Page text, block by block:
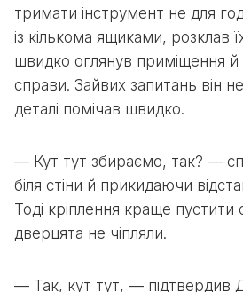
тримати інструмент не для
із кількома ящиками, розклав
швидко оглянув приміщення й
справи. Зайвих запитань він
деталі помічав швидко.
— Кут тут збираємо, так? —
біля стіни й прикидаючи
Тоді кріплення краще
дверцята не чіпляли.
— Так, кут тут, — підтвердив